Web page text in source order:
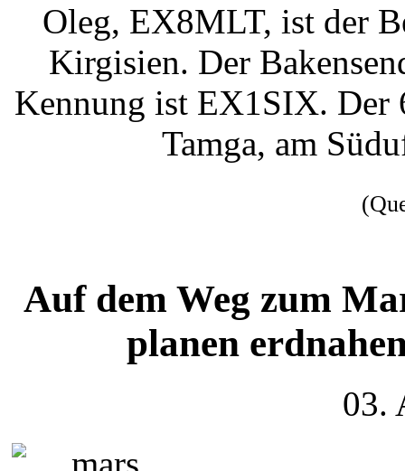
Oleg, EX8MLT, ist der
Kirgisien. Der
Kennung ist EX1SIX. Der
Tamga, am
Auf dem Weg zum
planen
03.